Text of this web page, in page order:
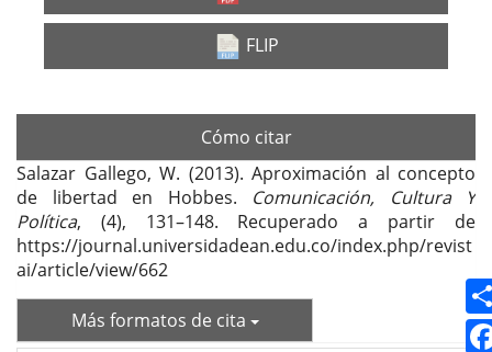
FLIP
Cómo citar
Salazar Gallego, W. (2013). Aproximación al concepto
de libertad en Hobbes. Comunicación, Cultura Y
Política, (4), 131–148. Recuperado a partir de
https://journal.universidadean.edu.co/index.php/revist
ai/article/view/662
Más formatos de cita